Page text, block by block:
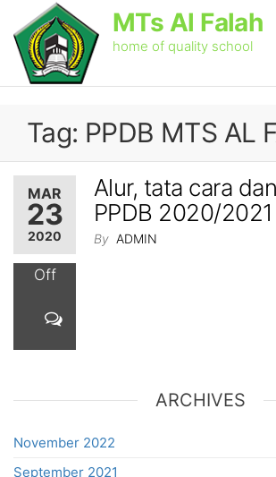
the
content
MTs Al Falah
home of quality school
Tag: PPDB MTS AL
MAR
23
2020
Off
Alur, tata cara
PPDB 2020/2021
By ADMIN
ARCHIVES
November 2022
September 2021